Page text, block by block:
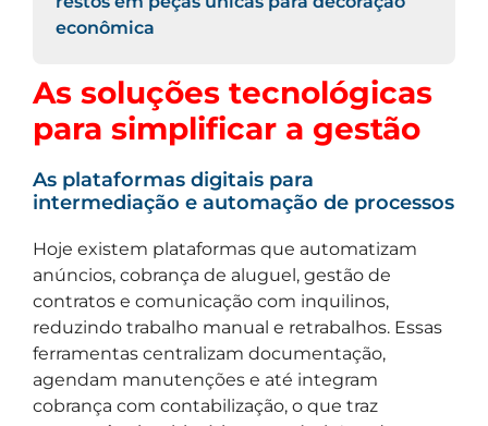
econômica
As soluções tecnológicas
para simplificar a gestão
As plataformas digitais para
intermediação e automação de processos
Hoje existem plataformas que automatizam
anúncios, cobrança de aluguel, gestão de
contratos e comunicação com inquilinos,
reduzindo trabalho manual e retrabalhos. Essas
ferramentas centralizam documentação,
agendam manutenções e até integram
cobrança com contabilização, o que traz